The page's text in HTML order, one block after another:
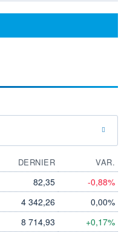
+ BAS
0,0000
BOURSIÈRE
19 556 MUSD
DERNIER
VAR.
82,35 -0,88%
4 342,26 0,00%
8 714,93 +0,17%